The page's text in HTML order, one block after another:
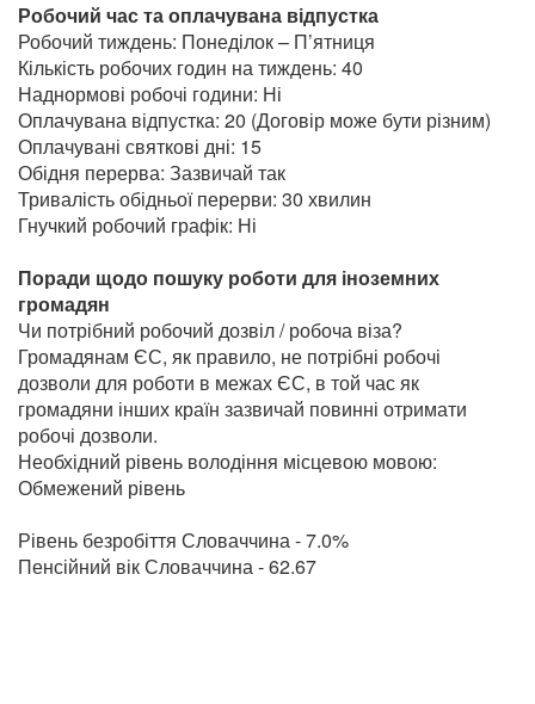
Робочий час та оплачувана відпустка
Робочий тиждень: Понеділок – П’ятниця
Кількість робочих годин на тиждень: 40
Наднормові робочі години: Ні
Оплачувана відпустка: 20 (Договір може бути різним)
Оплачувані святкові дні: 15
Обідня перерва: Зазвичай так
Тривалість обідньої перерви: 30 хвилин
Гнучкий робочий графік: Ні
Поради щодо пошуку роботи для іноземних
громадян
Чи потрібний робочий дозвіл / робоча віза?
Громадянам ЄС, як правило, не потрібні робочі
дозволи для роботи в межах ЄС, в той час як
громадяни інших країн зазвичай повинні отримати
робочі дозволи.
Необхідний рівень володіння місцевою мовою:
Обмежений рівень
Рівень безробіття Словаччина - 7.0%
Пенсійний вік Словаччина - 62.67